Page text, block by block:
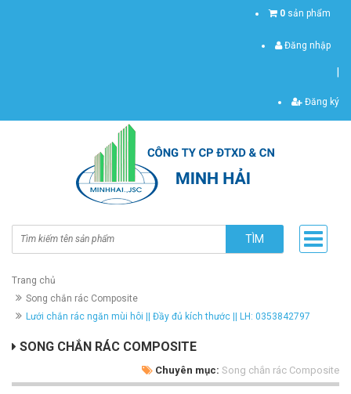
0 sản phẩm
Đăng nhập
Đăng ký
TÌM
Trang chủ
Song chắn rác Composite
Lưới chắn rác ngăn mùi hôi || Đầy đủ kích thước || LH: 0353842797
SONG CHẮN RÁC COMPOSITE
Chuyên mục: Song chắn rác Composite